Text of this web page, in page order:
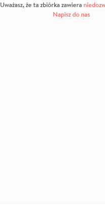
Uważasz, że ta zbiórka zawiera
Napisz do nas